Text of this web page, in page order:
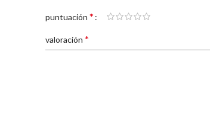
Tu puntuación *
Tu valoración *